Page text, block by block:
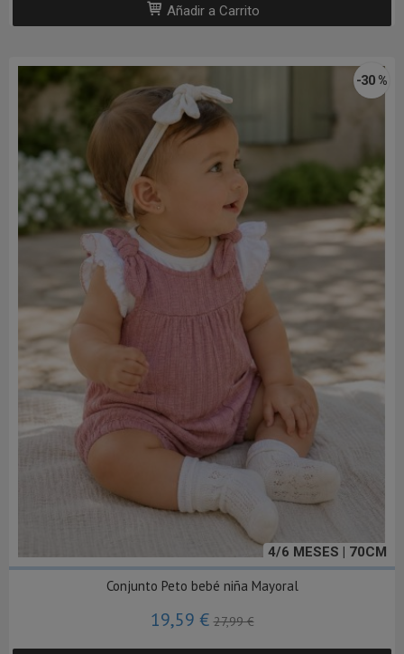
Añadir a Carrito
4/6 MESES | 70CM
-30 %
Conjunto Peto bebé niña Mayoral
19,59 €27,99 €